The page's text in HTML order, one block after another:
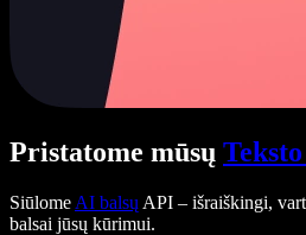
Pristatome mūsų
Siūlome AI balsų API – išraiškingi,
balsai jūsų kūrimui.